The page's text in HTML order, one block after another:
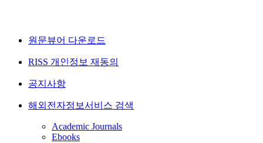
원문뷰어 다운로드
RISS 개인정보 재동의
공지사항
해외전자정보서비스 검색
Academic Journals
Ebooks